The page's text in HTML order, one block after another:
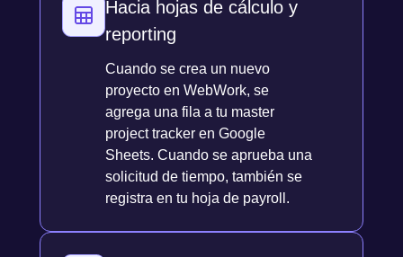
Hacia hojas de cálculo y
reporting
Cuando se crea un nuevo
proyecto en WebWork, se
agrega una fila a tu master
project tracker en Google
Sheets. Cuando se aprueba una
solicitud de tiempo, también se
registra en tu hoja de payroll.